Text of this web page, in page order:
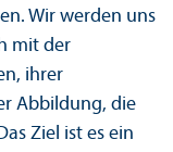
Wir werden uns
mit der
ihrer
Abbildung, die
Ziel ist es ein